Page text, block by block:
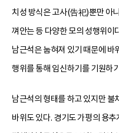
치성 방식은 고사(告祀)뿐만 아
껴안는 등 다양한 모의 성행위이
남근석은 눕혀져 있기 때문에
행위를 통해 임신하기를 기원하
남근석의 형태를 하고 있지만
바위도 있다. 경기도 가평의 용